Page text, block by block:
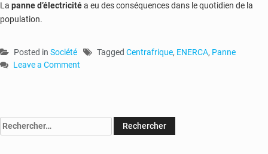
La panne d’électricitéa eu des conséquences dans le quotidien de la
population.
Posted in Société Tagged Centrafrique, ENERCA, Panne
Leave a Comment
annonce
Rechercher :